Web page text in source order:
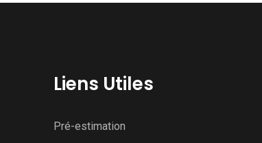
Liens Utiles
Pré-estimation